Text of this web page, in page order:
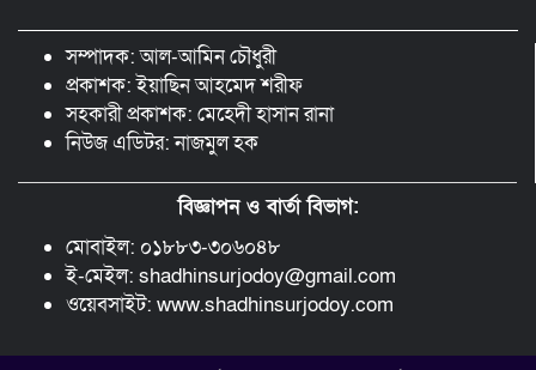
মাদকবিরোধী ক্যাম্পেইন
সম্পাদক: আল-আমিন চৌধুরী
প্রকাশক: ইয়াছিন আহমেদ শরীফ
সহকারী প্রকাশক: মেহেদী হাসান রানা
নিউজ এডিটর: নাজমুল হক
বিজ্ঞাপন ও বার্তা বিভাগ:
মোবাইল: ০১৮৮৩-৩০৬০৪৮
ই-মেইল: shadhinsurjodoy@gmail.com
ওয়েবসাইট: www.shadhinsurjodoy.com